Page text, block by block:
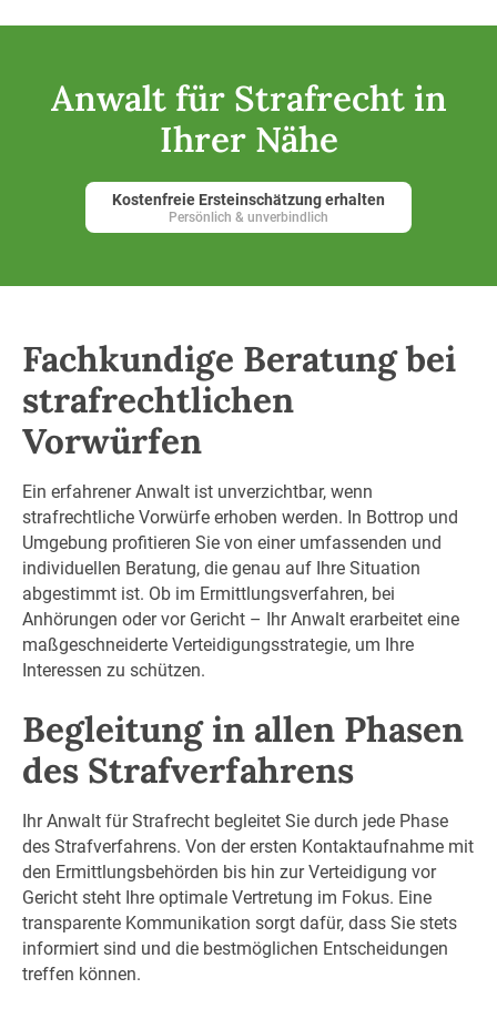
Anwalt für Strafrecht in
Ihrer Nähe
Kostenfreie Ersteinschätzung erhalten
Persönlich & unverbindlich
Fachkundige Beratung bei
strafrechtlichen
Vorwürfen
Ein erfahrener Anwalt ist unverzichtbar, wenn
strafrechtliche Vorwürfe erhoben werden. In Bottrop und
Umgebung profitieren Sie von einer umfassenden und
individuellen Beratung, die genau auf Ihre Situation
abgestimmt ist. Ob im Ermittlungsverfahren, bei
Anhörungen oder vor Gericht – Ihr Anwalt erarbeitet eine
maßgeschneiderte Verteidigungsstrategie, um Ihre
Interessen zu schützen.
Begleitung in allen Phasen
des Strafverfahrens
Ihr Anwalt für Strafrecht begleitet Sie durch jede Phase
des Strafverfahrens. Von der ersten Kontaktaufnahme mit
den Ermittlungsbehörden bis hin zur Verteidigung vor
Gericht steht Ihre optimale Vertretung im Fokus. Eine
transparente Kommunikation sorgt dafür, dass Sie stets
informiert sind und die bestmöglichen Entscheidungen
treffen können.